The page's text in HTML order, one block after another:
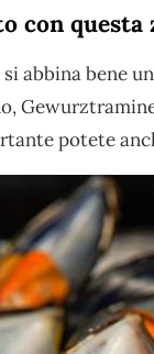
con questa
si abbina bene
potete